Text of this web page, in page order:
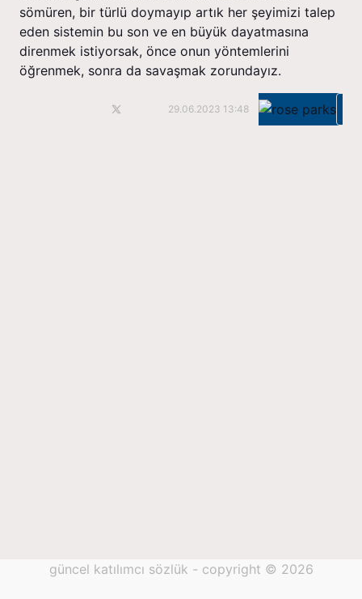
sömüren, bir türlü doymayıp artık her şeyimizi talep
eden sistemin bu son ve en büyük dayatmasına
direnmek istiyorsak, önce onun yöntemlerini
öğrenmek, sonra da savaşmak zorundayız.
29.06.2023 13:48
güncel katılımcı sözlük - copyright © 2026